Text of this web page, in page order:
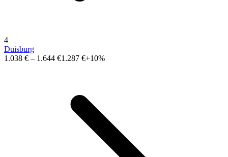
4
Duisburg
1.038 € – 1.644 €1.287 €+10%